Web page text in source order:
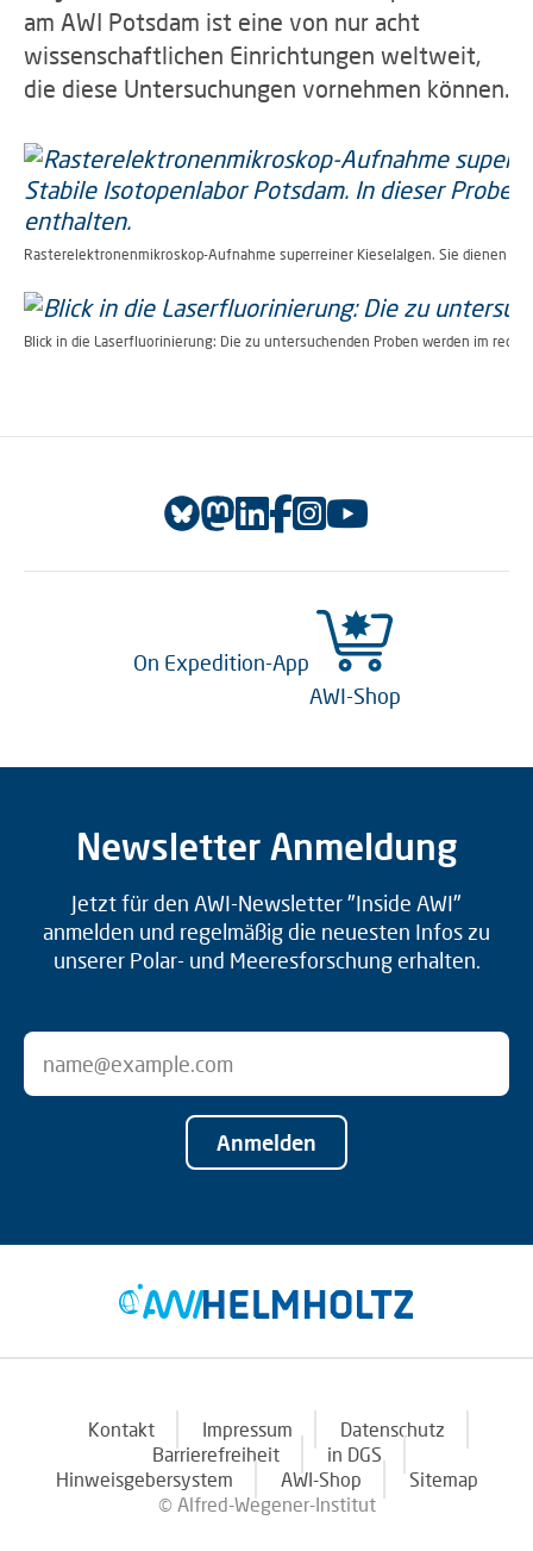
am AWI Potsdam ist eine von nur acht
wissenschaftlichen Einrichtungen weltweit,
die diese Untersuchungen vornehmen können.
Rasterelektronenmikroskop-Aufnahme superreiner Kieselalgen. Sie dienen
Blick in die Laserfluorinierung: Die zu untersuchenden Proben werden im
On Expedition-App
AWI-Shop
Newsletter Anmeldung
Jetzt für den AWI-Newsletter "Inside AWI"
anmelden und regelmäßig die neuesten Infos zu
unserer Polar- und Meeresforschung erhalten.
Anmelden
Kontakt Impressum
Datenschutz
Barrierefreiheit
in DGS
Hinweisgebersystem
AWI-Shop
Sitemap
© Alfred-Wegener-Institut